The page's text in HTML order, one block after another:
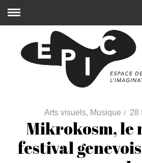
Arts visuels, Musique 28
Mikrokosm, le
festival